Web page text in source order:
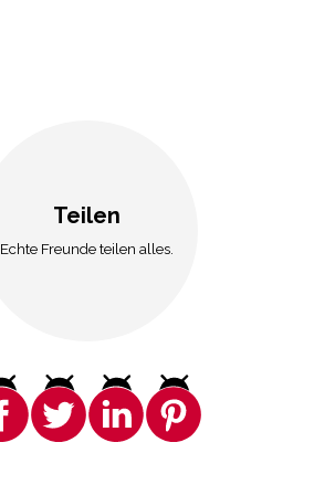
Teilen
Echte Freunde teilen alles.